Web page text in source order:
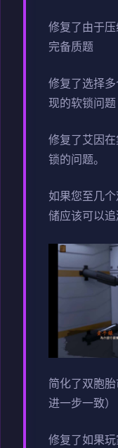
修复了由于
完备质题
修复了选择
现的软锁问题
修复了艾因
锁的问题。
如果您至几
储应该可以追
简化了双胞
进一步一致）
修复了如果